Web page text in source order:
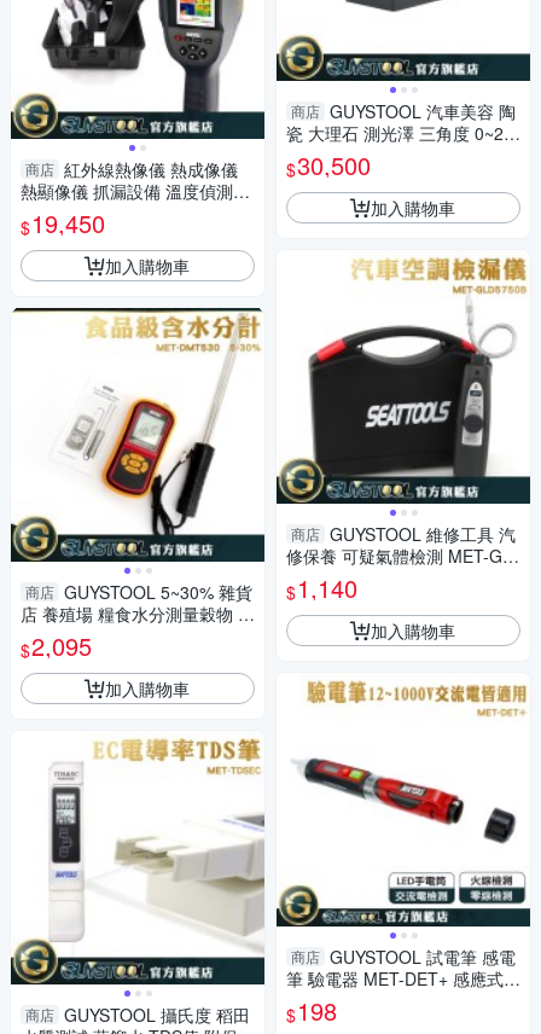
商店 紅外線熱像儀 熱成像儀
熱顯像儀 抓漏設備 溫度偵測儀
電線異常發熱 紅外線顯示儀 FL
TG300+2
$19,450
加入購物車
商店 GUYSTOOL 5~30% 雜貨
店 養殖場 糧食水分測量穀物 含
水度 水分儀 MET-DMT530 大
袋食品水分
$2,095
加入購物車
商店 GUYSTOOL 攝氏度 稻田
商店 GUYSTOOL 汽車美容 陶
瓷 大理石 測光澤 三角度 0~20
00GU 表面光澤度 表面光澤ME
T-GM2685 光澤漆
$30,500
加入購物車
商店 GUYSTOOL 維修工具 汽
修保養 可疑氣體檢測 MET-GL
D5750B 可繞曲探頭 汽車冷媒
測漏儀
$1,140
加入購物車
商店 GUYSTOOL 試電筆 感電
筆 驗電器 MET-DET+ 感應式測
電筆 12V-48V-1000V 非接觸
檢測工具 驗電筆
$198